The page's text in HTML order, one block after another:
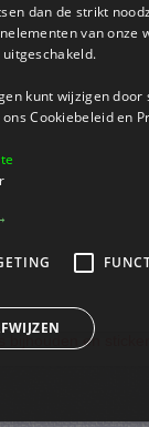
bijhouden en
dan de strikt
van onze
kunt wijzigen door
​​Cookiebeleid en